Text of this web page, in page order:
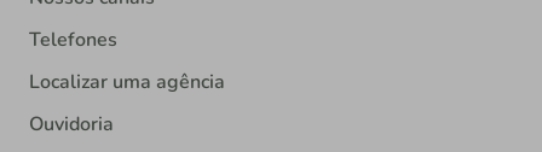
Telefones
Localizar uma agência
Ouvidoria